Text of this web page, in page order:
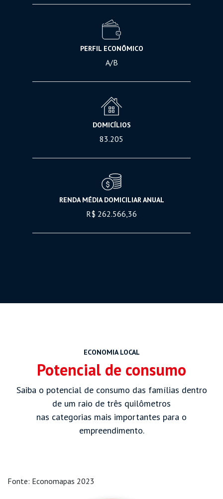
PERFIL ECONÔMICO
A/B
DOMICÍLIOS
83.205
RENDA MÉDIA DOMICILIAR ANUAL
R$ 262.566,36
ECONOMIA LOCAL
Potencial de consumo
Saiba o potencial de consumo das famílias dentro
de um raio de três quilômetros
nas categorias mais importantes para o
empreendimento.
Fonte: Economapas 2023